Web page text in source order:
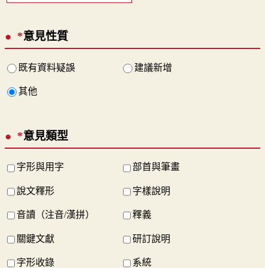
*意見性質
既有資料疑誤 建議新增
其他
*意見類型
字形與用字 部首與筆畫
說文釋形 字樣說明
音讀（注音/漢拼） 釋義
關鍵文獻 研訂說明
字形收錄 系統